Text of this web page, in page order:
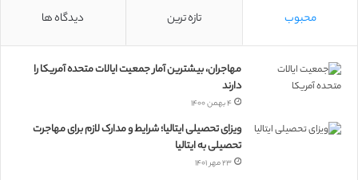
محبوب تازه ترین دیدگاه ها
مهاجران، بیشترین آمار جمعیت ایالات متحده آمریکا را
دارند
۴ بهمن ۱۴۰۰
ویزای تحصیلی ایتالیا؛ شرایط و مدارک لازم برای مهاجرت
تحصیلی به ایتالیا
۲۳ مهر ۱۴۰۱